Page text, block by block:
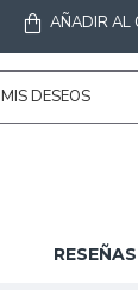
AÑADIR AL
DESEOS
RESEÑAS